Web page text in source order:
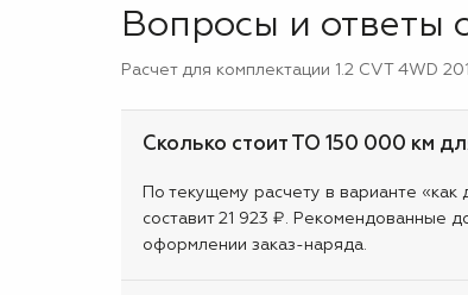
Вопросы и ответы
Расчет для комплектации 1.2 CVT 4WD
Сколько стоит ТО 150 000 км
По текущему расчету в варианте
составит 21 923 ₽. Рекомендованные
оформлении заказ-наряда.